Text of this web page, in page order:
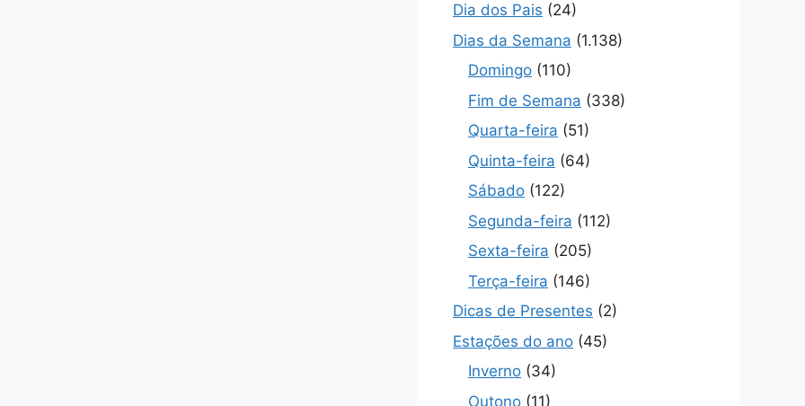
Dia dos Pais (24)
Dias da Semana (1.138)
Domingo (110)
Fim de Semana (338)
Quarta-feira (51)
Quinta-feira (64)
Sábado (122)
Segunda-feira (112)
Sexta-feira (205)
Terça-feira (146)
Dicas de Presentes (2)
Estações do ano (45)
Inverno (34)
Outono (11)